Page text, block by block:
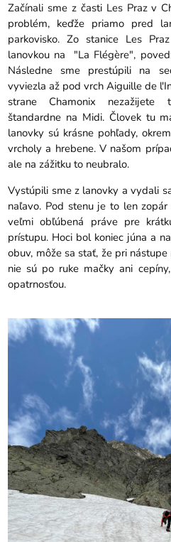
Začínali sme z časti Les Praz v
problém, keďže priamo pred
parkovisko. Zo stanice Les
lanovkou na "La Flégère",
Následne sme prestúpili na
vyviezla až pod vrch Aiguille de
strane Chamonix
štandardne na Midi. Človek tu
lanovky sú krásne pohľady,
vrcholy a hrebene. V našom
ale na zážitku to neubralo.
Vystúpili sme z lanovky a vydali
naľavo. Pod stenu je to len
veľmi obľúbená práve pre
prístupu. Hoci bol koniec júna a
obuv, môže sa stať, že pri
nie sú po ruke mačky ani
opatrnosťou.